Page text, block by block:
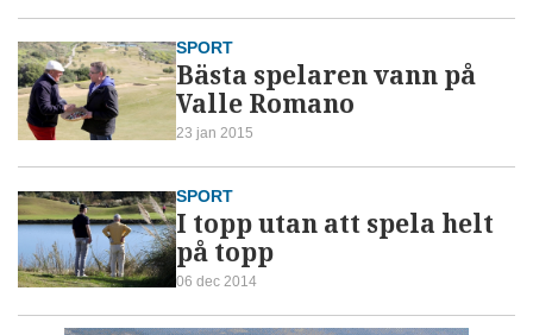
SPORT
Bästa spelaren vann på
Valle Romano
23 jan 2015
SPORT
I topp utan att spela helt
på topp
06 dec 2014